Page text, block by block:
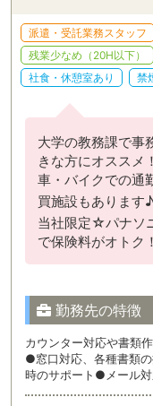
派遣・受託業務スタッフ
残業少なめ（20H以下）
社食・休憩室あり
禁
大学の教務課で事
きな方にオスス
車・バイクでの通
買施設もあります
当社限定☆パナソ
で保険料がオトク！
勤務先の特徴
カウンター対応や書類
●窓口対応、各種書類
時のサポート●メール